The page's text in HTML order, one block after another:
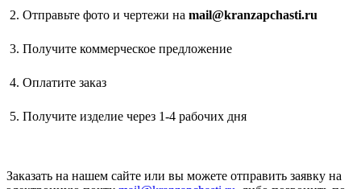
Отправьте фото и чертежи на mail@kranzapchasti.ru
Получите коммерческое предложение
Оплатите заказ
Получите изделие через 1-4 рабочих дня
Заказать на нашем сайте или вы можете отправить заявку на